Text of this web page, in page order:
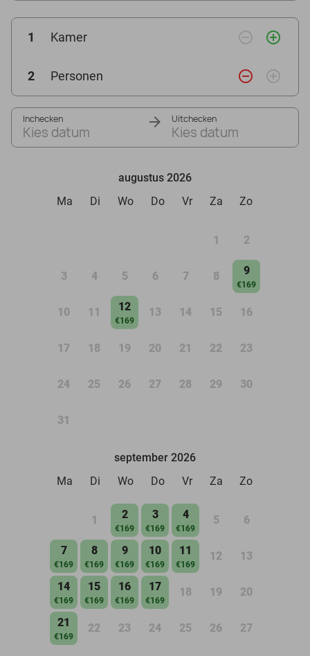
1 Kamer remove_circle_outline add_circle_outline
2 Personen remove_circle_outline add_circle_outline
Inchecken
Kies datum
Uitchecken
Kies datum
augustus 2026
Ma
Di Wo Do Vr Za Zo
1 2
3 4 5 6 7 8 9
€169
10 11 12
€169
13 14 15 16
17 18 19 20 21 22 23
24 25 26 27 28 29 30
31
september 2026
Ma
Di Wo Do Vr Za Zo
1 2
€169
3
€169
4
€169
5 6
7
€169
8
€169
9
€169
10
€169
11
€169
12 13
14
€169
15
€169
16
€169
17
€169
18 19 20
21
€169
22 23 24 25 26 27